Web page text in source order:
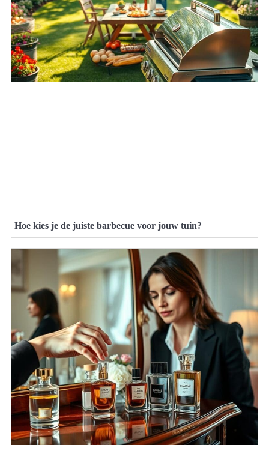
Hoe kies je de juiste barbecue voor jouw tuin?